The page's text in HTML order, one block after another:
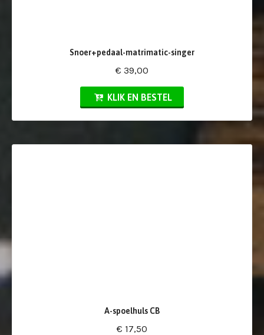
Snoer+pedaal-matrimatic-singer
€ 39,00
KLIK EN BESTEL
A-spoelhuls CB
€ 17,50